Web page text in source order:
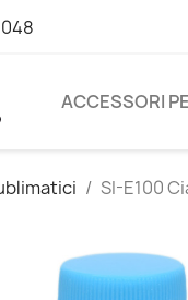
ACCESSORI
SI-E100